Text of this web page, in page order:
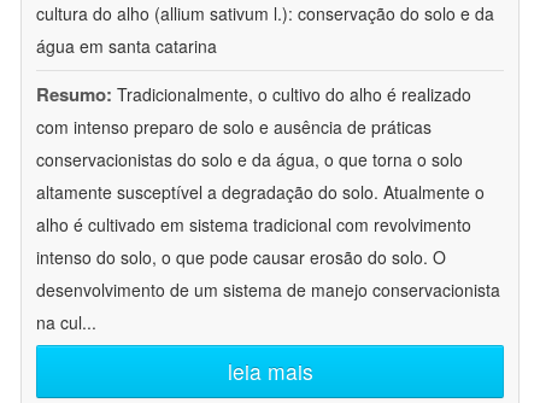
cultura do alho (allium sativum l.): conservação do solo e da
água em santa catarina
Resumo: Tradicionalmente, o cultivo do alho é realizado
com intenso preparo de solo e ausência de práticas
conservacionistas do solo e da água, o que torna o solo
altamente susceptível a degradação do solo. Atualmente o
alho é cultivado em sistema tradicional com revolvimento
intenso do solo, o que pode causar erosão do solo. O
desenvolvimento de um sistema de manejo conservacionista
na cul...
leia mais